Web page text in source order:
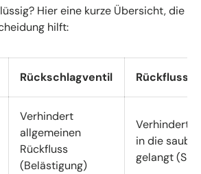
Hier eine kurze Übersicht, die
hilft:
Rückschlagventil
Verhindert
allgemeinen
Rückfluss
(Belästigung)
Verhindert,
in die
gelangt